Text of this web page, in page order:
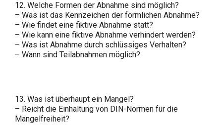
12. Welche Formen der Abnahme sind möglich?
– Was ist das Kennzeichen der förmlichen Abnahme?
– Wie findet eine fiktive Abnahme statt?
– Wie kann eine fiktive Abnahme verhindert werden?
– Was ist Abnahme durch schlüssiges Verhalten?
– Wann sind Teilabnahmen möglich?
13. Was ist überhaupt ein Mangel?
– Reicht die Einhaltung von DIN-Normen für die
Mängelfreiheit?